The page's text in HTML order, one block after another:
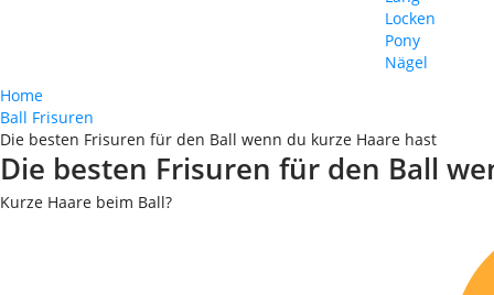
Locken
Pony
Nägel
Home
Ball Frisuren
Die besten Frisuren für den Ball wenn du kurze Haare hast
Die besten Frisuren für den Ball
Kurze Haare beim Ball?